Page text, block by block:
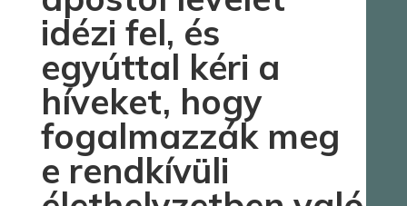
idézi fel, és
egyúttal kéri a
híveket, hogy
fogalmazzák meg
e rendkívüli